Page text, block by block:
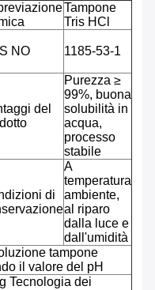
Tampone
Tris HCl
NO 1185-53-1
del
Purezza ≥
99%, buona
solubilità in
acqua,
processo
stabile
di
A
temperatura
ambiente,
al riparo
dalla luce e
dall'umidità
tampone
il valore del pH
Tecnologia dei